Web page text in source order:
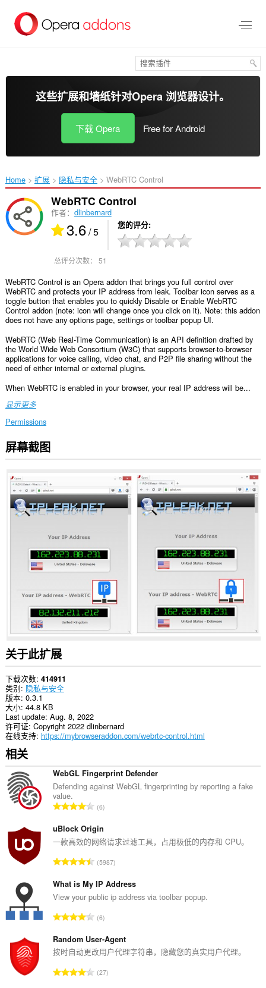
这些扩展和墙纸针对Opera 浏览器设计。
下载 Opera Free for Android
Home 扩展 隐私与安全 WebRTC Control‎
WebRTC Control
作者： dlinbernard
3.6/ 5 您的评分
总评分次数： 51
WebRTC Control is an Opera addon that brings you full control over
WebRTC and protects your IP address from leak. Toolbar icon serves as a
toggle button that enables you to quickly Disable or Enable WebRTC
Control addon (note: icon will change once you click on it). Note: this addon
does not have any options page, settings or toolbar popup UI.
WebRTC (Web Real-Time Communication) is an API definition drafted by
the World Wide Web Consortium (W3C) that supports browser-to-browser
applications for voice calling, video chat, and P2P file sharing without the
need of either internal or external plugins.
When WebRTC is enabled in your browser, your real IP address will be...
显示更多
Permissions
此
扩
可
访
问
您
可
操
纵
与
隐
私
相
关
的
设
置。
屏幕截图
关于此扩展
下载次数 414911
类别 隐私与安全
版本 0.3.1
大小 44.8 KB
Last update Aug. 8, 2022
许可证 Copyright 2022 dlinbernard
在线支持 https://mybrowseraddon.com/webrtc-control.html
相关
WebGL Fingerprint Defender
Defending against WebGL fingerprinting by reporting a fake
value.
总
分
次
：
6
uBlock Origin
一款高效的网络请求过滤工具，占用极低的内存和 CPU。
总
分
次
：
5987
What is My IP Address
View your public ip address via toolbar popup.
总
分
次
：
6
Random User-Agent
按时自动更改用户代理字符串，隐藏您的真实用户代理。
总27